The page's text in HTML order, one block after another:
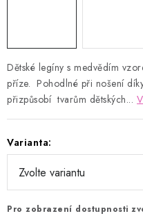
Dětské legíny s medvědím
příze. Pohodlné při nošení
přizpůsobí tvarům dětských...
Varianta:
Pro zobrazení dostupnosti